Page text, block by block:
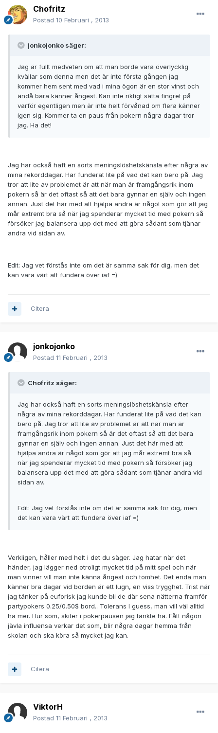
Chofritz
Postad 10 Februari , 2013
jonkojonko säger:
Jag är fullt medveten om att man borde vara överlycklig
kvällar som denna men det är inte första gången jag
kommer hem sent med vad i mina ögon är en stor vinst och
ändå bara känner ångest. Kan inte riktigt sätta fingret på
varför egentligen men är inte helt förvånad om flera känner
igen sig. Kommer ta en paus från pokern några dagar tror
jag. Ha det!
Jag har också haft en sorts meningslöshetskänsla efter några av
mina rekorddagar. Har funderat lite på vad det kan bero på. Jag
tror att lite av problemet är att när man är framgångsrik inom
pokern så är det oftast så att det bara gynnar en själv och ingen
annan. Just det här med att hjälpa andra är något som gör att jag
mår extremt bra så när jag spenderar mycket tid med pokern så
försöker jag balansera upp det med att göra sådant som tjänar
andra vid sidan av.
Edit: Jag vet förstås inte om det är samma sak för dig, men det
kan vara värt att fundera över iaf =)
Citera
jonkojonko
Postad 11 Februari , 2013
Chofritz säger:
Jag har också haft en sorts meningslöshetskänsla efter
några av mina rekorddagar. Har funderat lite på vad det kan
bero på. Jag tror att lite av problemet är att när man är
framgångsrik inom pokern så är det oftast så att det bara
gynnar en själv och ingen annan. Just det här med att
hjälpa andra är något som gör att jag mår extremt bra så
när jag spenderar mycket tid med pokern så försöker jag
balansera upp det med att göra sådant som tjänar andra vid
sidan av.
Edit: Jag vet förstås inte om det är samma sak för dig, men
det kan vara värt att fundera över iaf =)
Verkligen, håller med helt i det du säger. Jag hatar när det
händer, jag lägger ned otroligt mycket tid på mitt spel och när
man vinner vill man inte känna ångest och tomhet. Det enda man
känner bra dagar vid borden är ett lugn, en viss trygghet. Trist när
jag tänker på euforisk jag kunde bli de där sena nätterna framför
partypokers 0.25/0.50$ bord.. Tolerans I guess, man vill väl alltid
ha mer. Hur som, skiter i pokerpausen jag tänkte ha. Fått någon
jävla influensa verkar det som, blir några dagar hemma från
skolan och ska köra så mycket jag kan.
Citera
ViktorH
Postad 11 Februari , 2013